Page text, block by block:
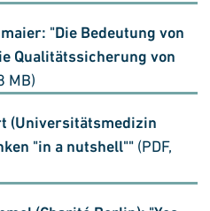
"Die Bedeutung von
Qualitätssicherung von
MB)
(Universitätsmedizin
"in a nutshell"" (PDF,